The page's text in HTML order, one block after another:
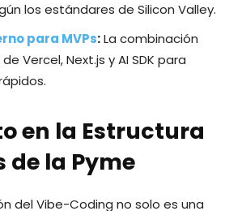
los estándares de Silicon Valley.
para MVPs:La combinación
Vercel, Next.js y AI SDK para
en la Estructura
de la Pyme
del Vibe-Coding no solo es una